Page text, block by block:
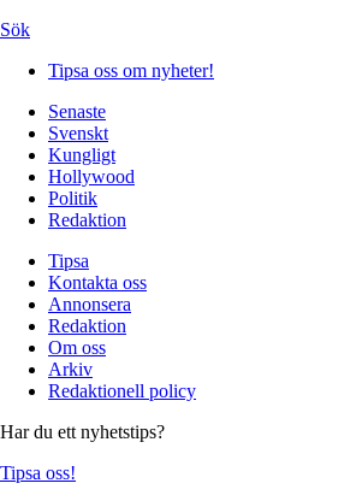
Sök
Tipsa oss om nyheter!
Senaste
Svenskt
Kungligt
Hollywood
Politik
Redaktion
Tipsa
Kontakta oss
Annonsera
Redaktion
Om oss
Arkiv
Redaktionell policy
Har du ett nyhetstips?
Tipsa oss!